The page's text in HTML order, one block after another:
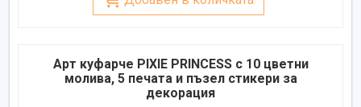
Арт куфарче PIXIE PRINCESS с 10 цветни
молива, 5 печата и пъзел стикери за
декорация